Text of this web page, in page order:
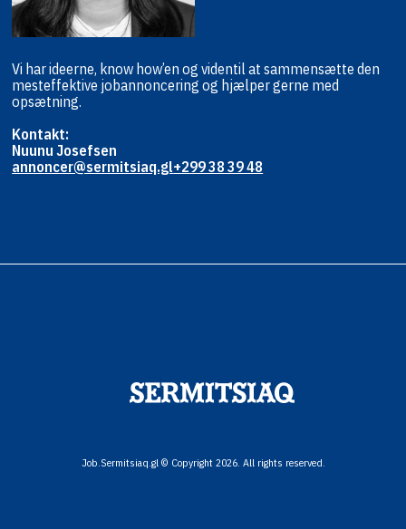
Vi har ideerne, know how’en og videntil at sammensætte den
mesteffektive jobannoncering og hjælpergerne med
opsætning.
Kontakt:
Nuunu Josefsen
annoncer@sermitsiaq.gl+299 38 39 48
Job.Sermitsiaq.gl © Copyright 2026. All rights reserved.